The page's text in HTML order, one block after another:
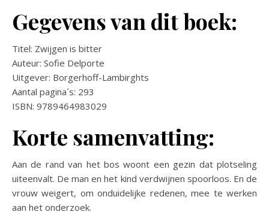
Gegevens van dit boek:
Titel: Zwijgen is bitter
Auteur: Sofie Delporte
Uitgever: Borgerhoff-Lambirghts
Aantal pagina´s: 293
ISBN: 9789464983029
Korte samenvatting:
Aan de rand van het bos woont een gezin dat plotseling
uiteenvalt. De man en het kind verdwijnen spoorloos. En de
vrouw weigert, om onduidelijke redenen, mee te werken
aan het onderzoek.